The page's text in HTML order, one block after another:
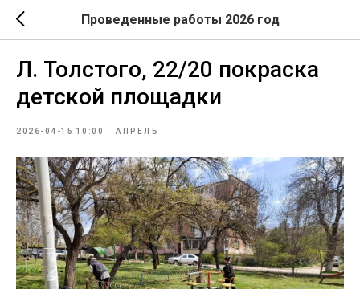
Проведенные работы 2026 год
Л. Толстого, 22/20 покраска
детской площадки
2026-04-15 10:00 АПРЕЛЬ